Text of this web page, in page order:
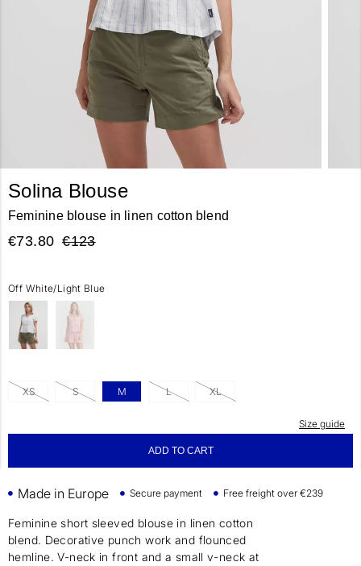
Solina Blouse
Feminine blouse in linen cotton blend
€73.80 €123
Off White/Light Blue
XS S M L XL
Size guide
ADD TO CART
Made in Europe Secure payment Free freight over €239
Feminine short sleeved blouse in linen cotton
blend. Decorative punch work and flounced
hemline. V-neck in front and a small v-neck at